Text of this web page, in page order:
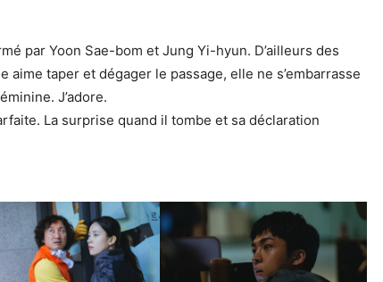
par Yoon Sae-bom et Jung Yi-hyun. D’ailleurs des
aime taper et dégager le passage, elle ne s’embarrasse
J’adore.
La surprise quand il tombe et sa déclaration